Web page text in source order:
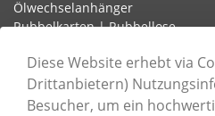
Ölwechselanhänger
Rubbelkarten | Rubbellose
Informationen
Diese Website erhebt via
Drittanbietern)
Besucher, um ein